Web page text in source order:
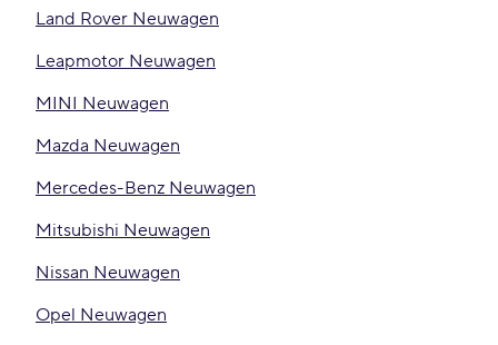
Land Rover Neuwagen
Leapmotor Neuwagen
MINI Neuwagen
Mazda Neuwagen
Mercedes-Benz Neuwagen
Mitsubishi Neuwagen
Nissan Neuwagen
Opel Neuwagen